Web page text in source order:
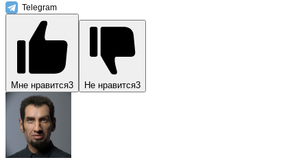
Telegram
Мне нравится3 Не нравится3